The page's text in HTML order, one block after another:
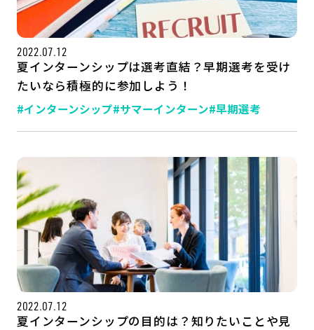
2022.07.12
夏インターンシップは選考直結？早期選考を受け
たいなら積極的に参加しよう！
#インターンシップ#サマーインターン#早期選考
2022.07.12
夏インターンシップの目的は？知りたいことや見